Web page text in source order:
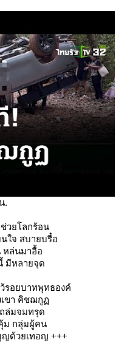
.
วยโลกร้อน
ใจ สบายบรื๋อ
หล่นมาอื้อ
มีหลายจุด
รอยบาทพุทธองค์
เขา คิชฌกู
ล่มจมทรุด
ม กลุ่มผู้คน
ด้วยเทอญ +++